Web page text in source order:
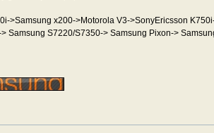
>Samsung x200->Motorola V3->SonyEricsson
Samsung S7220/S7350-> Samsung Pixon->